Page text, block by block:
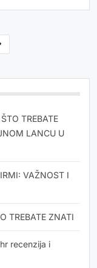
TREBATE
LANCU U
VAŽNOST I
TREBATE ZNATI
recenzija i